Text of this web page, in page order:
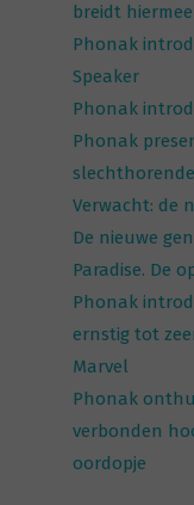
breidt
Phonak
Speaker
Phonak
Phonak
Verwacht: de
De nieuwe
Paradise. De
Phonak
ernstig tot
Marvel
Phonak
verbonden
oordopje